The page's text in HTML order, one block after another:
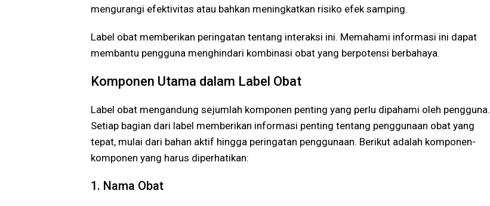
mengurangi efektivitas atau bahkan meningkatkan risiko efek samping.
Label obat memberikan peringatan tentang interaksi ini. Memahami informasi ini dapat
membantu pengguna menghindari kombinasi obat yang berpotensi berbahaya.
Komponen Utama dalam Label Obat
Label obat mengandung sejumlah komponen penting yang perlu dipahami oleh pengguna.
Setiap bagian dari label memberikan informasi penting tentang penggunaan obat yang
tepat, mulai dari bahan aktif hingga peringatan penggunaan. Berikut adalah komponen-
komponen yang harus diperhatikan:
1. Nama Obat